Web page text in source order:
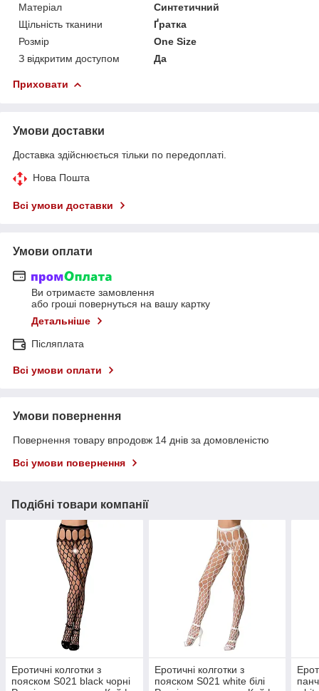
Матеріал
Синтетичний
Щільність тканини
Ґратка
Розмір
One Size
З відкритим доступом
Да
Приховати
Умови доставки
Доставка здійснюється тільки по передоплаті.
Нова Пошта
Всі умови доставки
Умови оплати
Ви отримаєте замовлення
або гроші повернуться на вашу картку
Детальніше
Післяплата
Всі умови оплати
Умови повернення
Повернення товару впродовж 14 днів за домовленістю
Всі умови повернення
Подібні товари компанії
Еротичні колготки з
пояском S021 black чорні
Еротичні колготки з
пояском S021 white білі